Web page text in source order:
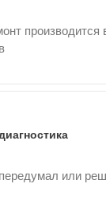
производится
или